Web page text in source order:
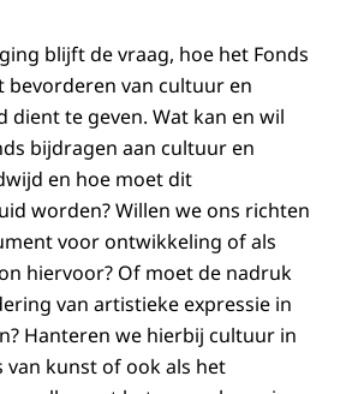
blijft de vraag, hoe het Fonds
bevorderen van cultuur en
te geven. Wat kan en wil
bijdragen aan cultuur en
en hoe moet dit
worden? Willen we ons richten
voor ontwikkeling of als
hiervoor? Of moet de nadruk
van artistieke expressie in
Hanteren we hierbij cultuur in
van kunst of ook als het